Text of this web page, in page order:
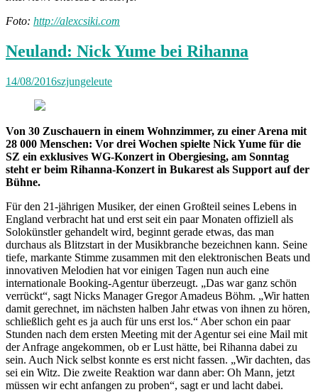
Foto: http://alexcsiki.com
Neuland: Nick Yume bei Rihanna
14/08/2016szjungeleute
Von 30 Zuschauern in einem Wohnzimmer, zu einer Arena mit
28 000 Menschen: Vor drei Wochen spielte Nick Yume für die
SZ ein exklusives WG-Konzert in Obergiesing, am Sonntag
steht er beim Rihanna-Konzert in Bukarest als Support auf der
Bühne.
Für den 21-jährigen Musiker, der einen Großteil seines Lebens in
England verbracht hat und erst seit ein paar Monaten offiziell als
Solokünstler gehandelt wird, beginnt gerade etwas, das man
durchaus als Blitzstart in der Musikbranche bezeichnen kann. Seine
tiefe, markante Stimme zusammen mit den elektronischen Beats und
innovativen Melodien hat vor einigen Tagen nun auch eine
internationale Booking-Agentur überzeugt. „Das war ganz schön
verrückt“, sagt Nicks Manager Gregor Amadeus Böhm. „Wir hatten
damit gerechnet, im nächsten halben Jahr etwas von ihnen zu hören,
schließlich geht es ja auch für uns erst los.“ Aber schon ein paar
Stunden nach dem ersten Meeting mit der Agentur sei eine Mail mit
der Anfrage angekommen, ob er Lust hätte, bei Rihanna dabei zu
sein. Auch Nick selbst konnte es erst nicht fassen. „Wir dachten, das
sei ein Witz. Die zweite Reaktion war dann aber: Oh Mann, jetzt
müssen wir echt anfangen zu proben“, sagt er und lacht dabei.